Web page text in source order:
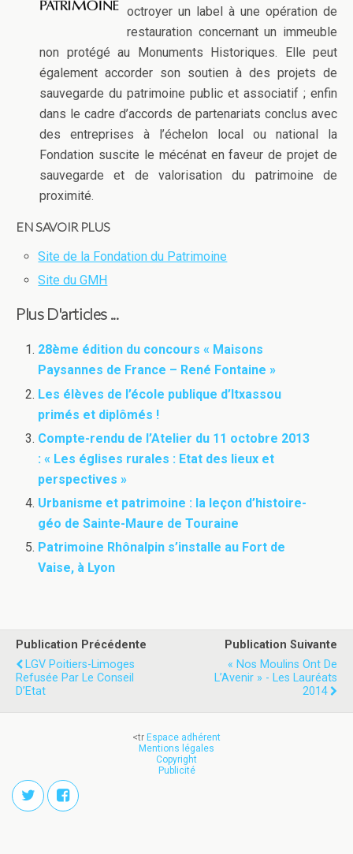
octroyer un label à une opération de
restauration concernant un immeuble
non protégé au Monuments Historiques. Elle peut
également accorder son soutien à des projets de
sauvegarde du patrimoine public et associatif ; enfin
dans le cadre d’accords de partenariats conclus avec
des entreprises à l’échelon local ou national la
Fondation suscite le mécénat en faveur de projet de
sauvegarde et de valorisation du patrimoine de
proximité.
EN SAVOIR PLUS
Site de la Fondation du Patrimoine
Site du GMH
Plus D'articles ...
28ème édition du concours « Maisons
Paysannes de France – René Fontaine »
Les élèves de l’école publique d’Itxassou
primés et diplômés !
Compte-rendu de l’Atelier du 11 octobre 2013
: « Les églises rurales : Etat des lieux et
perspectives »
Urbanisme et patrimoine : la leçon d’histoire-
géo de Sainte-Maure de Touraine
Patrimoine Rhônalpin s’installe au Fort de
Vaise, à Lyon
Publication Précédente
LGV Poitiers-Limoges
Refusée Par Le Conseil
D’Etat
Publication Suivante
« Nos Moulins Ont De
L’Avenir » - Les Lauréats
2014
<tr Espace adhérent
Mentions légales
Copyright
Publicité